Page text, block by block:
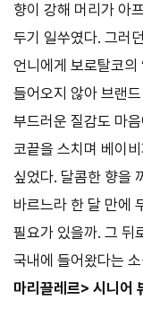
향이 강해 머리가 아
두기 일쑤였다. 그러
언니에게 보로탈코의
들어오지 않아 브랜
부드러운 질감도 마
코끝을 스치며 베이
싶었다. 달콤한 향을
바르느라 한 달 만에
필요가 있을까. 그 뒤
국내에 들어왔다는
마리끌레르> 시니어